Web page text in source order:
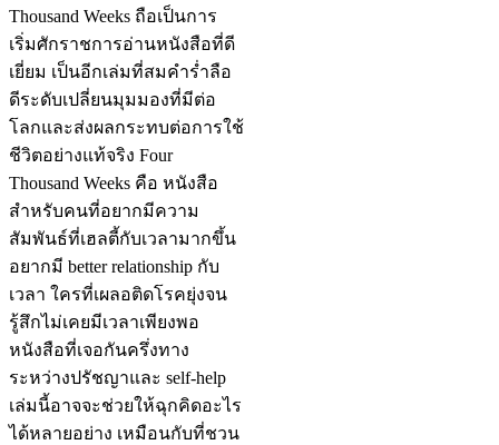
Thousand Weeks ถือเป็นการ
เริ่มศักราชการอ่านหนังสือที่ดี
เยี่ยม เป็นอีกเล่มที่สมคำร่ำลือ
ดีระดับเปลี่ยนมุมมองที่มีต่อ
โลกและส่งผลกระทบต่อการใช้
ชีวิตอย่างแท้จริง Four
Thousand Weeks คือ หนังสือ
สำหรับคนที่อยากมีความ
สัมพันธ์ที่เฮลตี้กับเวลามากขึ้น
อยากมี better relationship กับ
เวลา ใครที่เผลอติดโรคยุ่งจน
รู้สึกไม่เคยมีเวลาเพียงพอ
หนังสือที่เจอกันครึ่งทาง
ระหว่างปรัชญาและ self-help
เล่มนี้อาจจะช่วยให้ฉุกคิดอะไร
ได้หลายอย่าง เหมือนกับที่ชวน